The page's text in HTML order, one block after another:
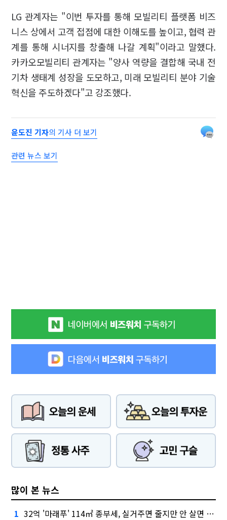
LG 관계자는 "이번 투자를 통해 모빌리티 플랫폼 비즈
니스 상에서 고객 접점에 대한 이해도를 높이고, 협력 관
계를 통해 시너지를 창출해 나갈 계획"이라고 말했다.
카카오모빌리티 관계자는 "양사 역량을 결합해 국내 전
기차 생태계 성장을 도모하고, 미래 모빌리티 분야 기술
혁신을 주도하겠다"고 강조했다.
윤도진 기자의 기사 더 보기
관련 뉴스 보기
많이 본 뉴스
1 32억 '마래푸' 114㎡ 종부세, 실거주면 줄지만 안 살면 2.5배